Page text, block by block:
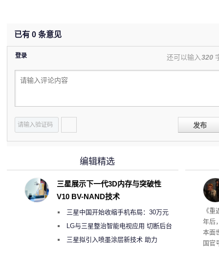
已有 0 条意见
登录 还可以输入320
发布
年
《
年后
本面
国官
编辑精选
三星展示下一代3D内存与突破性
V10 BV-NAND技术
三星中国开始收缩手机布局：30万元
月销售额不达标门店 将被逐步清退
LG与三星整治智能电视应用 切断后台
偷偷共享带宽的违规行为
三星拟引入喷墨涂层新技术 助力